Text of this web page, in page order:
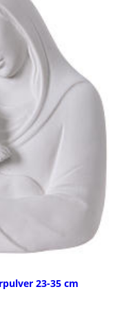
23-35 cm